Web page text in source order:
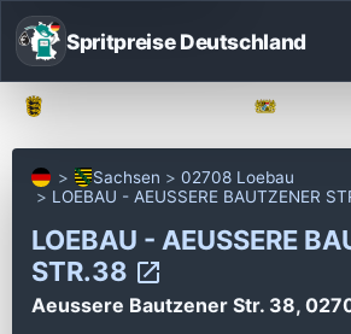
Spritpreise Deutschland
Sachsen
02708 Loebau
LOEBAU - AEUSSERE BAUTZENER
LOEBAU - AEUSSERE
STR.38
Aeussere Bautzener Str. 38,